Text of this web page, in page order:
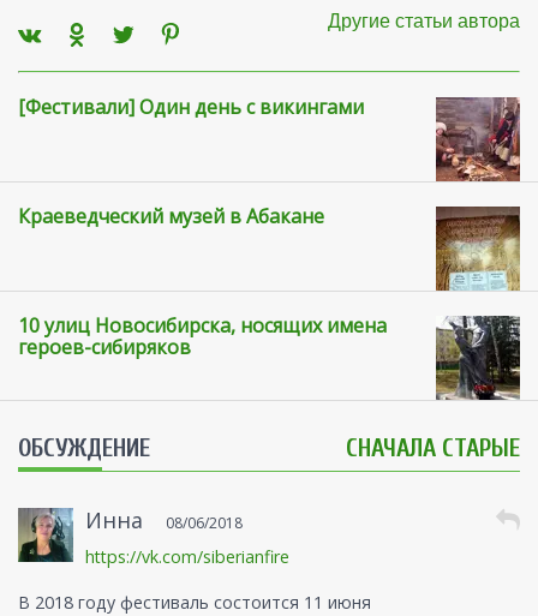
Другие статьи автора
[Фестивали] Один день с викингами
Краеведческий музей в Абакане
10 улиц Новосибирска, носящих имена
героев-сибиряков
ОБСУЖДЕНИЕ СНАЧАЛА СТАРЫЕ
Инна 08/06/2018
https://vk.com/siberianfire
В 2018 году фестиваль состоится 11 июня